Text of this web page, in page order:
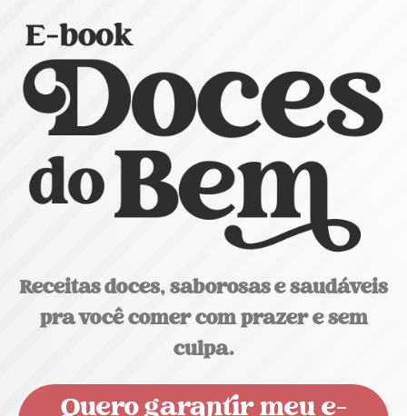
Receitas doces, saborosas e saudáveis
pra você comer com prazer e sem
culpa.